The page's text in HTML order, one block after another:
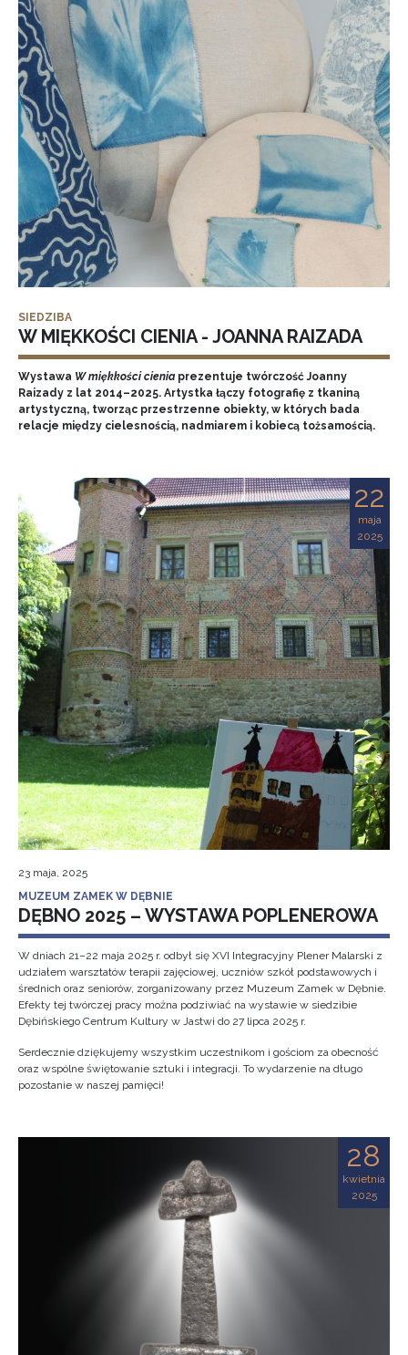
SIEDZIBA
W MIĘKKOŚCI CIENIA - JOANNA RAIZADA
Wystawa W miękkości cieniaprezentuje twórczość Joanny
Raizady z lat 2014–2025. Artystka łączy fotografię z tkaniną
artystyczną, tworząc przestrzenne obiekty, w których bada
relacje między cielesnością, nadmiarem i kobiecą tożsamością.
22
maja
2025
23 maja, 2025
MUZEUM ZAMEK W DĘBNIE
DĘBNO 2025 – WYSTAWA POPLENEROWA
W dniach 21–22 maja 2025 r. odbył się XVI Integracyjny Plener Malarski z
udziałem warsztatów terapii zajęciowej, uczniów szkół podstawowych i
średnich oraz seniorów, zorganizowany przez Muzeum Zamek w Dębnie.
Efekty tej twórczej pracy można podziwiać na wystawie w siedzibie
Dębińskiego Centrum Kultury w Jastwi do 27 lipca 2025 r.
Serdecznie dziękujemy wszystkim uczestnikom i gościom za obecność
oraz wspólne świętowanie sztuki i integracji. To wydarzenie na długo
pozostanie w naszej pamięci!
28
kwietnia
2025